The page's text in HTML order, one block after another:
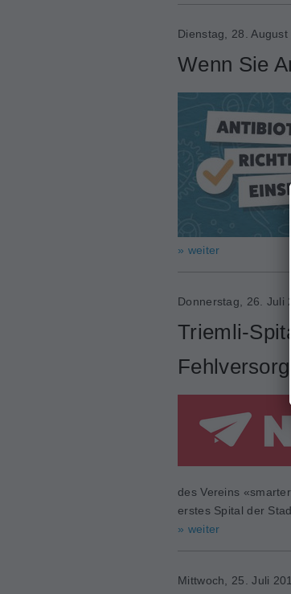
Dienstag, 28. August
Wenn Sie
» weiter
Donnerstag, 26. Juli
Triemli-
des Vereins
erstes Spital der
» weiter
Mittwoch, 25. Juli